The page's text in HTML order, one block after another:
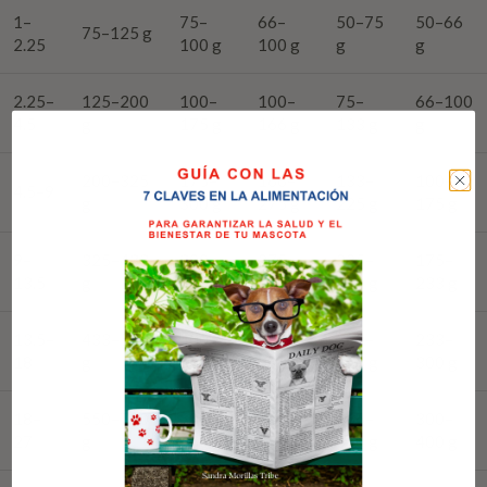
1–
2.25
75–125 g
75–
100 g
66–
100 g
50–75
g
50–66
g
2.25–
125–200
100–
100–
75–
66–100
175–
300 g
166–
275 g
225 g
100–
325–433
300–
400 g
275–
300 g
225–
300 g
433–550
400–
500 g
300–
366 g
300–
366 g
550–750
500–
666 g
366–
450 g
366–
500 g